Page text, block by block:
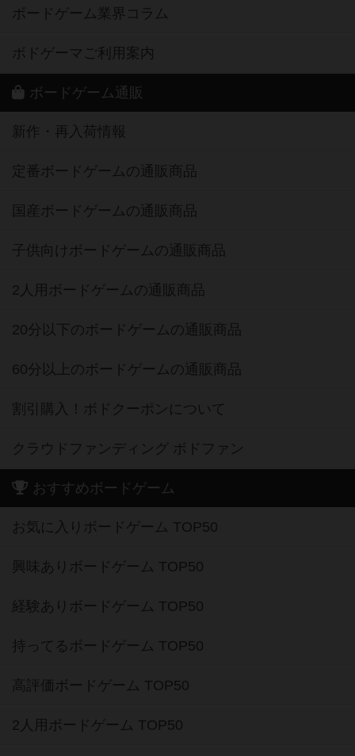
ボードゲーム業界コラム
ボドゲーマご利用案内
ボードゲーム通販
新作・再入荷情報
定番ボードゲームの通販商品
国産ボードゲームの通販商品
子供向けボードゲームの通販商品
2人用ボードゲームの通販商品
20分以下のボードゲームの通販商品
60分以上のボードゲームの通販商品
割引購入！ボドクーポンについて
クラウドファンディング ボドファン
おすすめボードゲーム
お気に入りボードゲーム TOP50
興味ありボードゲーム TOP50
経験ありボードゲーム TOP50
持ってるボードゲーム TOP50
高評価ボードゲーム TOP50
2人用ボードゲーム TOP50